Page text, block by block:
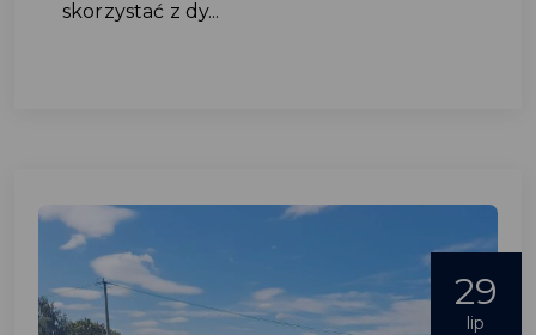
skorzystać z dy...
29
lip